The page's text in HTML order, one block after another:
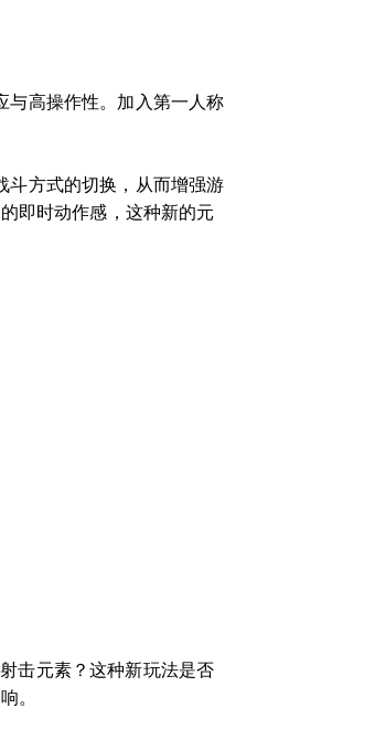
与高操作性。加入第一人称
斗方式的切换，从而增强游
即时动作感，这种新的元
击元素？这种新玩法是否
。